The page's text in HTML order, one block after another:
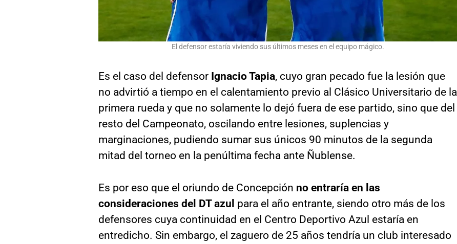
El defensor estaría viviendo sus últimos meses en el equipo mágico.
Es el caso del defensor Ignacio Tapia, cuyo gran pecado fue la lesión que
no advirtió a tiempo en el calentamiento previo al Clásico Universitario de la
primera rueda y que no solamente lo dejó fuera de ese partido, sino que del
resto del Campeonato, oscilando entre lesiones, suplencias y
marginaciones, pudiendo sumar sus únicos 90 minutos de la segunda
mitad del torneo en la penúltima fecha ante Ñublense.
Es por eso que el oriundo de Concepción no entraría en las
consideraciones del DT azul para el año entrante, siendo otro más de los
defensores cuya continuidad en el Centro Deportivo Azul estaría en
entredicho. Sin embargo, el zaguero de 25 años tendría un club interesado